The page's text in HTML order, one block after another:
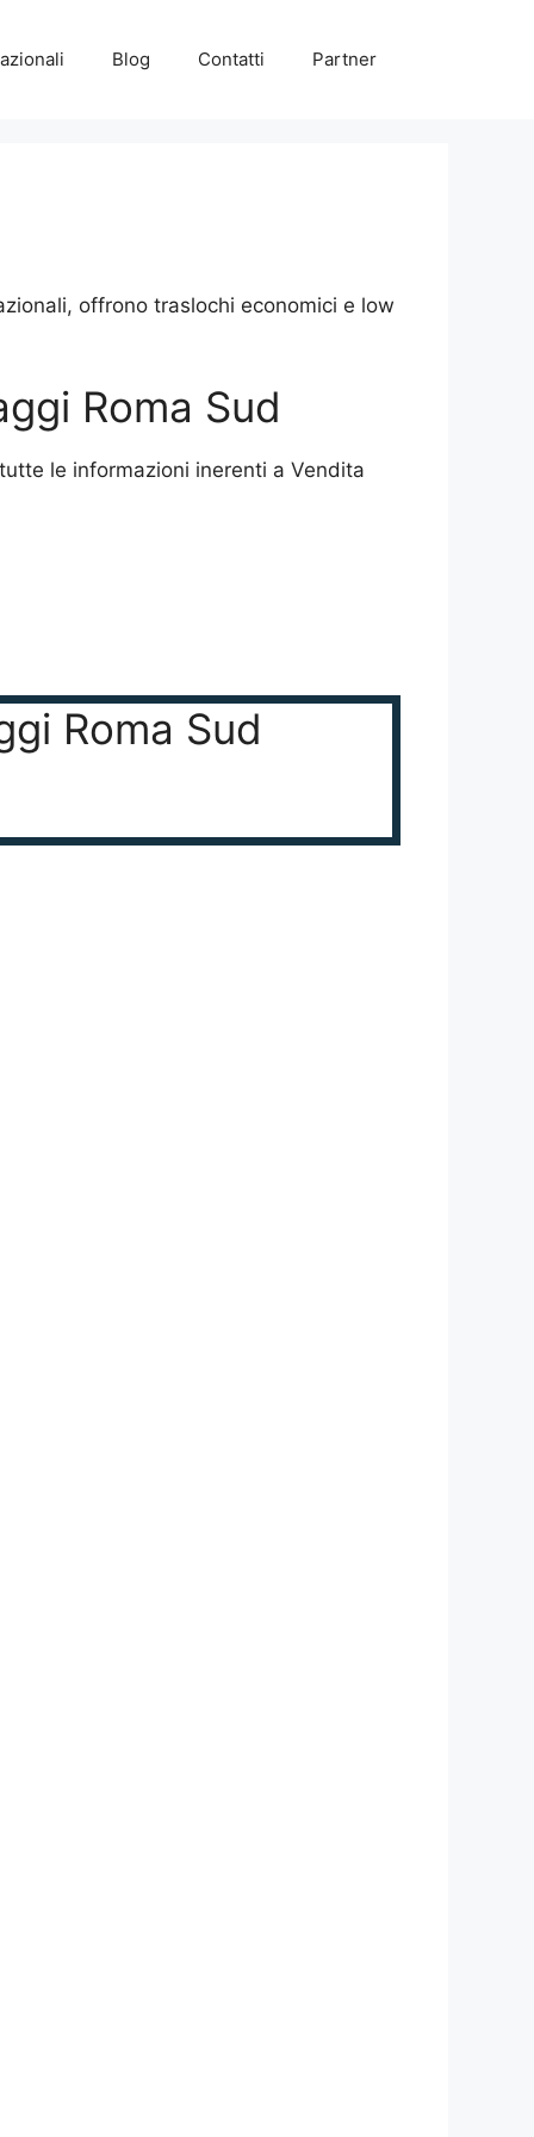
Blog Contatti Partner
offrono traslochi economici e low
Roma Sud
Roma Sud